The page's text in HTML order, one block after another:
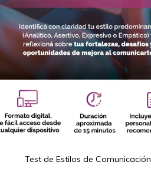
Test de Estilos de Comunicación